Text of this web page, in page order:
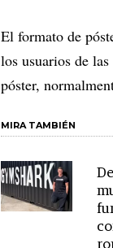
El formato de
los usuarios de
póster,
MIRA TAMBIÉN